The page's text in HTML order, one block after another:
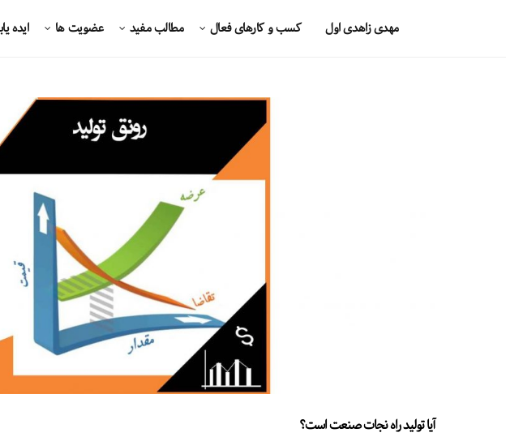
مهدی زاهدی اول کسب و کارهای فعال مطالب مفید عضویت ها ایده
آیا تولید راه نجات صنعت است؟